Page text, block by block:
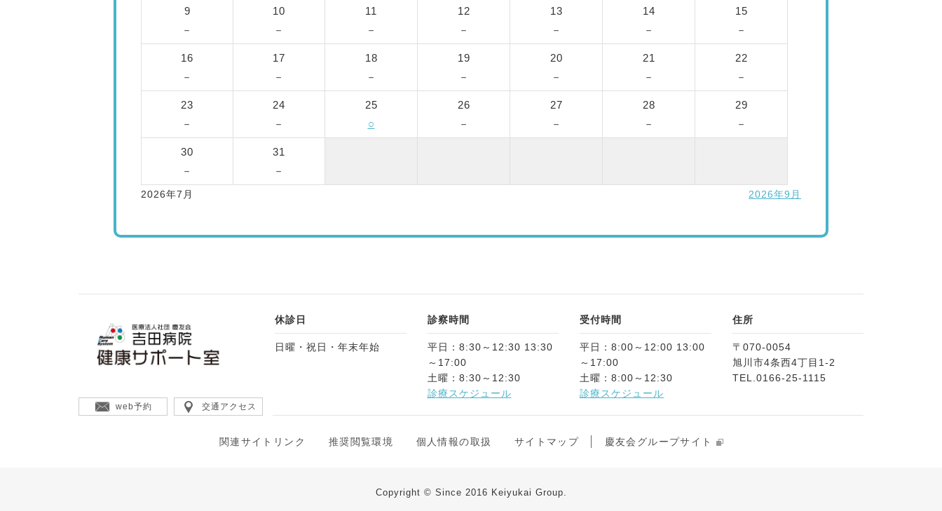
9
－
10
－
11
－
12
－
13
－
14
－
15
－
16
－
17
－
18
－
19
－
20
－
21
－
22
－
23
－
24
－
25
○
26
－
27
－
28
－
29
－
30
－
31
－
2026年7月 2026年9月
休診日
日曜・祝日・年末年始
診察時間
平日：8:30～12:30 13:30
～17:00
土曜：8:30～12:30
診療スケジュール
受付時間
平日：8:00～12:00 13:00
～17:00
土曜：8:00～12:30
診療スケジュール
住所
〒070-0054
旭川市4条西4丁目1-2
TEL. 0166-25-1115
web予約 交通アクセス
関連サイトリンク 推奨閲覧環境 個人情報の取扱 サイトマップ 慶友会グループサイト
Copyright © Since 2016 Keiyukai Group.